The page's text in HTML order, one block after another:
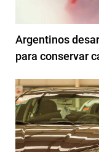
Argentinos
para conservar